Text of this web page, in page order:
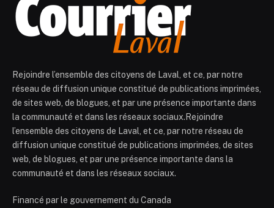
Rejoindre l’ensemble des citoyens de Laval, et ce, par notre
réseau de diffusion unique constitué de publications imprimées,
de sites web, de blogues, et par une présence importante dans
la communauté et dans les réseaux sociaux.Rejoindre
l’ensemble des citoyens de Laval, et ce, par notre réseau de
diffusion unique constitué de publications imprimées, de sites
web, de blogues, et par une présence importante dans la
communauté et dans les réseaux sociaux.
Financé par le gouvernement du Canada